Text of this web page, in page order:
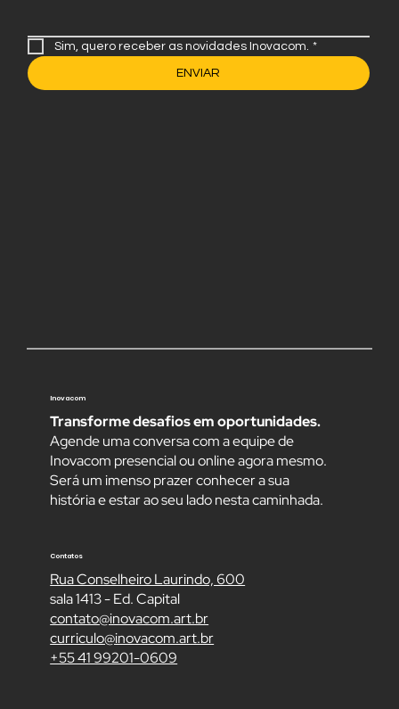
Sim, quero receber as novidades Inovacom. *
ENVIAR
Inovacom
Transforme desafios em oportunidades.
Agende uma conversa com a equipe de
Inovacom presencial ou online agora mesmo.
Será um imenso prazer conhecer a sua
história e estar ao seu lado nesta caminhada.
Contatos
Rua Conselheiro Laurindo, 600
sala 1413 - Ed. Capital
contato@inovacom.art.br
curriculo@inovacom.art.br
+55 41 99201-0609